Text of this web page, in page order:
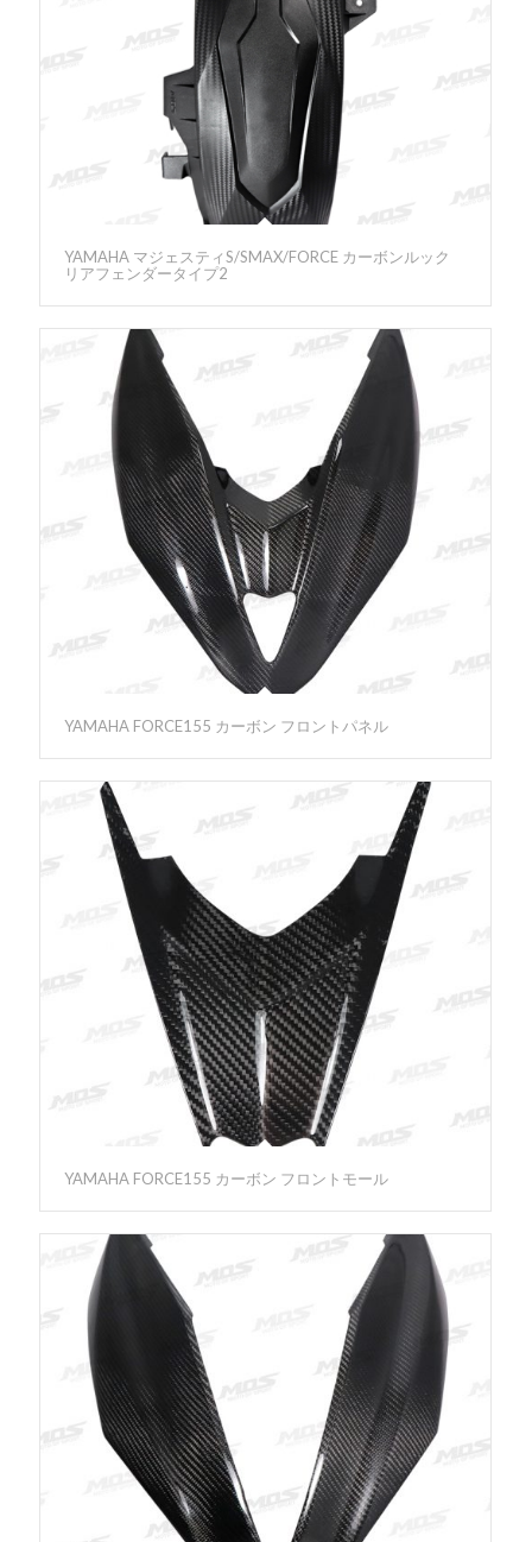
YAMAHA マジェスティS/SMAX/FORCE カーボンルック
リアフェンダータイプ2
YAMAHA FORCE155 カーボン フロントパネル
YAMAHA FORCE155 カーボン フロントモール